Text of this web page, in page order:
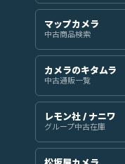
マップカメラ
中古商品検索
カメラのキタムラ
中古通販一覧
レモン社 / ナニワ
グループ中古在庫